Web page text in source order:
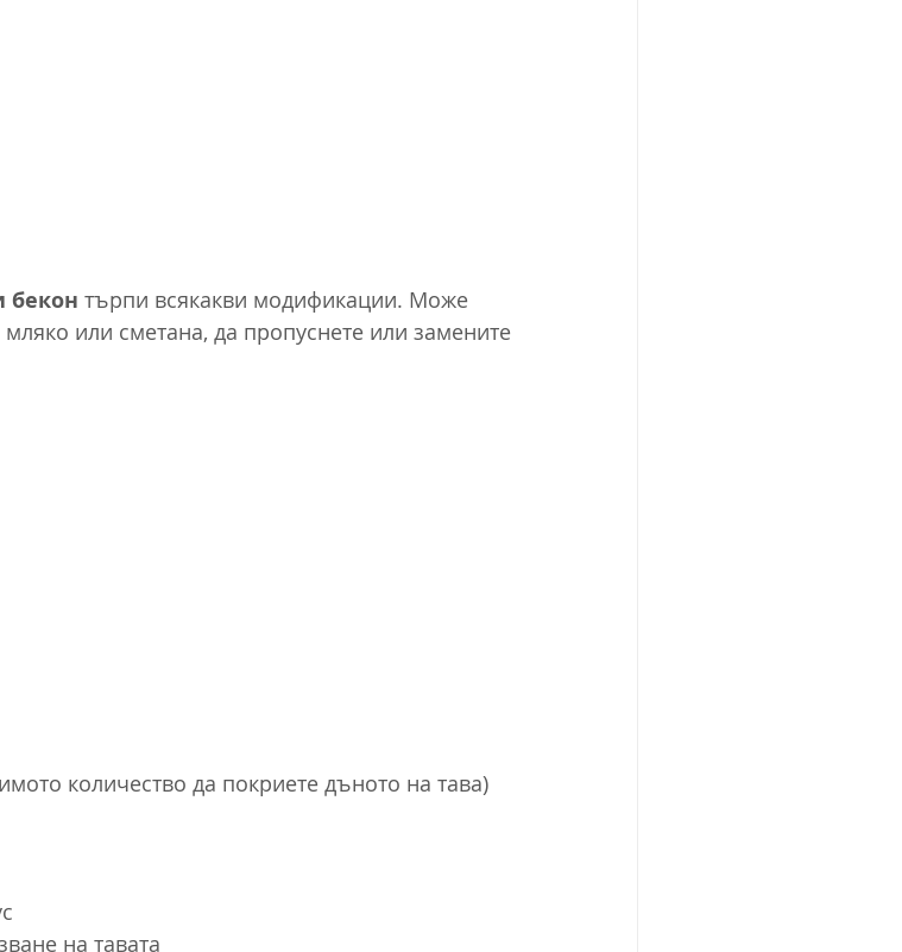
бекон търпи всякакви модификации. Може
или сметана, да пропуснете или замените
количество да покриете дъното на тава)
на тавата